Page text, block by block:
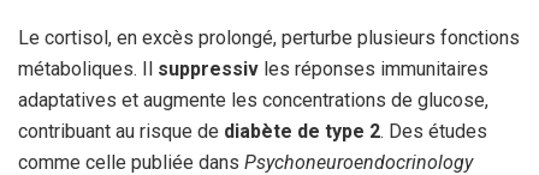
Le cortisol, en excès prolongé, perturbe plusieurs fonctions
métaboliques. Il suppressiv les réponses immunitaires
adaptatives et augmente les concentrations de glucose,
contribuant au risque de diabète de type 2. Des études
comme celle publiée dans Psychoneuroendocrinology